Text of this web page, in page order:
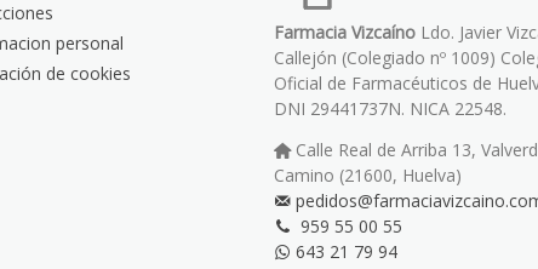
personal
de cookies
Farmacia Vizcaíno Ldo. Javier
Callejón (Colegiado nº 1009)
Oficial de Farmacéuticos de
DNI 29441737N. NICA 22548.
Calle Real de Arriba 13,
Camino (21600, Huelva)
959 55 00 55
643 21 79 94